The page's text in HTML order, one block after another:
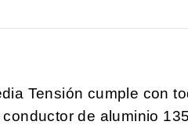
Tensión cumple con
de aluminio